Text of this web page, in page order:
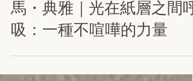
馬・典雅｜光在紙層之間呼
吸：一種不喧嘩的力量